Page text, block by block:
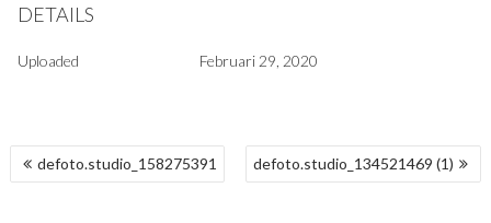
DETAILS
Uploaded Februari 29, 2020
BERICHT
NAVIGATIE
defoto.studio_158275391 defoto.studio_134521469 (1)